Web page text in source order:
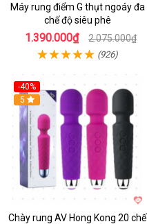
Máy rung điểm G thụt ngoáy đa
chế độ siêu phê
1.390.000₫ 2.075.000₫
(926)
-40%
5
Chày rung AV Hong Kong 20 chế